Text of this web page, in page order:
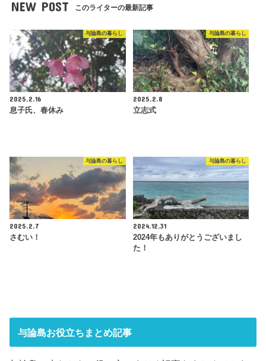
NEW POST このライターの最新記事
与論島の暮らし
2025.2.16
息子氏、春休み
与論島の暮らし
2025.2.8
立志式
与論島の暮らし
2025.2.7
さむい！
与論島の暮らし
2024.12.31
2024年もありがとうございまし
た！
与論島お役立ちまとめ記事